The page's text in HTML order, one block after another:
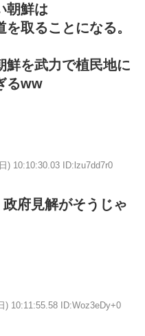
朝鮮は
取ることになる。
鮮を武力で植民地に
るww
) 10:10:30.03 ID:lzu7dd7r0
府見解がそうじゃ
) 10:11:55.58 ID:Woz3eDy+0